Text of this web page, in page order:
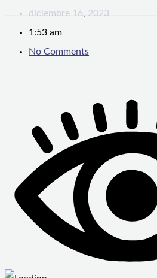
diciembre 16, 2023
1:53 am
No Comments